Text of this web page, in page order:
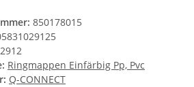
850178015
Ringmappen Einfärbig Pp, Pvc
Q-CONNECT